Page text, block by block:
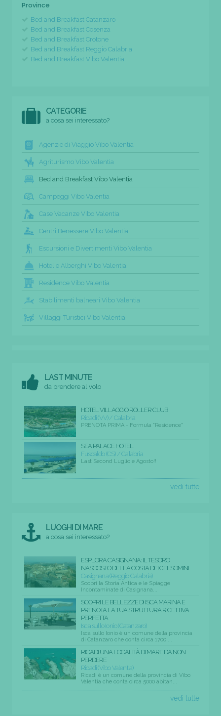
Province
Bed and Breakfast Catanzaro
Bed and Breakfast Cosenza
Bed and Breakfast Crotone
Bed and Breakfast Reggio Calabria
Bed and Breakfast Vibo Valentia
CATEGORIE
a cosa sei interessato?
Agenzie di Viaggio Vibo Valentia
Agriturismo Vibo Valentia
Bed and Breakfast Vibo Valentia
Campeggi Vibo Valentia
Case Vacanze Vibo Valentia
Centri Benessere Vibo Valentia
Escursioni e Divertimenti Vibo Valentia
Hotel e Alberghi Vibo Valentia
Residence Vibo Valentia
Stabilimenti balneari Vibo Valentia
Villaggi Turistici Vibo Valentia
LAST MINUTE
da prendere al volo
HOTEL VILLAGGIO ROLLER CLUB
Ricadi (VV) / Calabria
PRENOTA PRIMA - Formula "Residence"
SEA PALACE HOTEL
Fuscaldo (CS) / Calabria
Last Second Luglio e Agosto!!
vedi tutte
LUOGHI DI MARE
a cosa sei interessato?
ESPLORA CASIGNANA: IL TESORO
NASCOSTO DELLA COSTA DEI GELSOMINI
Casignana (Reggio Calabria)
Scopri la Storia Antica e le Spiagge
Incontaminate di Casignana...
SCOPRI LE BELLEZZE DI ISCA MARINA E
PRENOTA LA TUA STRUTTURA RICETTIVA
PERFETTA
Isca sullo Ionio (Catanzaro)
Isca sullo Ionio è un comune della provincia
di Catanzaro che conta circa 1700 ...
RICADI UNA LOCALITÀ DI MARE DA NON
PERDERE
Ricadi (Vibo Valentia)
Ricadi è un comune della provincia di Vibo
Valentia che conta circa 5000 abitan...
vedi tutte